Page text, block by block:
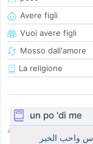
Avere figli
Vuoi avere figli
Mosso dall'amore
La religione
un po 'di me
واحب الخير